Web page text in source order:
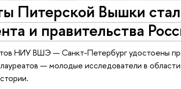
Питерской Вышки
и правительства
НИУ ВШЭ — Санкт-Петербург удостоены
— молодые исследователи в